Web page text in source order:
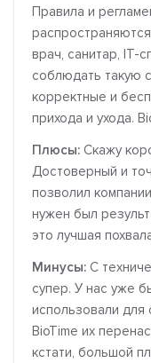
Правила и
врач, санитар, IT-
соблюдать такую
корректные и
прихода и ухода.
Плюсы: Скажу
Достоверный и
позволил
нужен был
это лучшая
Минусы: С
супер. У нас уже
использовали для
BioTime их
кстати, большой